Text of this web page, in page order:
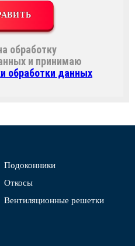
обработку
и принимаю
обработки данных
Подоконники
Откосы
Вентиляционные решетки